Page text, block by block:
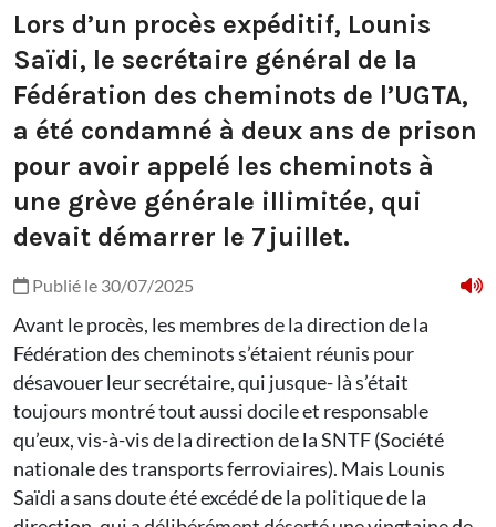
Lors d’un procès expéditif, Lounis
Saïdi, le secrétaire général de la
Fédération des cheminots de l’UGTA,
a été condamné à deux ans de prison
pour avoir appelé les cheminots à
une grève générale illimitée, qui
devait démarrer le 7 juillet.
Publié le 30/07/2025
Avant le procès, les membres de la direction de la
Fédération des cheminots s’étaient réunis pour
désavouer leur secrétaire, qui jusque- là s’était
toujours montré tout aussi docile et responsable
qu’eux, vis-à-vis de la direction de la SNTF (Société
nationale des transports ferroviaires). Mais Lounis
Saïdi a sans doute été excédé de la politique de la